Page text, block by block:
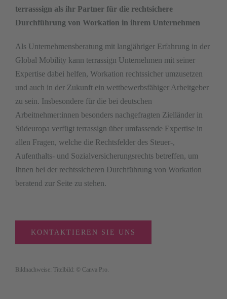
terrasssign als ihr Partner für die rechtsichere
Durchführung von Workation in ihrem Unternehmen
Als Unternehmensberatung mit langjähriger Erfahrung in der
Global Mobility kann terrassign Unternehmen mit seiner
Expertise dabei helfen, Workation rechtssicher umzusetzen
und auch in der Zukunft ein wettbewerbsfähiger Arbeitgeber
zu sein. Insbesonderefür die bei deutschen
Arbeitnehmer:innen besonders nachgefragten Zielländer in
Südeuropa verfügt terrassign über umfassende Expertise in
allen Fragen, welchedieRechtsfelder desSteuer-,
Aufenthalts-und Sozialversicherungsrechts betreffen, um
Ihnen bei der rechtssicheren Durchführung von Workation
beratend zur Seite zu stehen.
KONTAKTIEREN SIE UNS
Bildnachweise: Titelbild: © Canva Pro.